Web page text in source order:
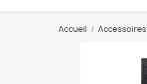
Accueil Accessoires